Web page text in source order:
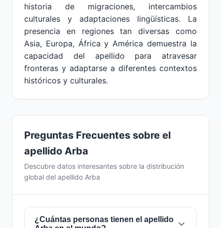
historia de migraciones, intercambios
culturales y adaptaciones lingüísticas. La
presencia en regiones tan diversas como
Asia, Europa, África y América demuestra la
capacidad del apellido para atravesar
fronteras y adaptarse a diferentes contextos
históricos y culturales.
Preguntas Frecuentes sobre el
apellido Arba
Descubre datos interesantes sobre la distribución
global del apellido Arba
¿Cuántas personas tienen el apellido